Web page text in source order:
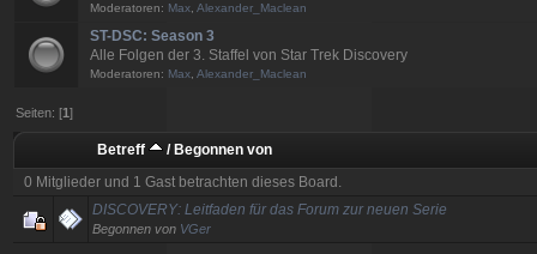
Moderatoren: Max, Alexander_Maclean
ST-DSC: Season 3
Alle Folgen der 3. Staffel von Star Trek Discovery
Moderatoren: Max, Alexander_Maclean
Seiten: [1]
Betreff /Begonnen von
0 Mitglieder und 1 Gast betrachten dieses Board.
DISCOVERY: Leitfaden für das Forum zur neuen Serie
Begonnen von VGer